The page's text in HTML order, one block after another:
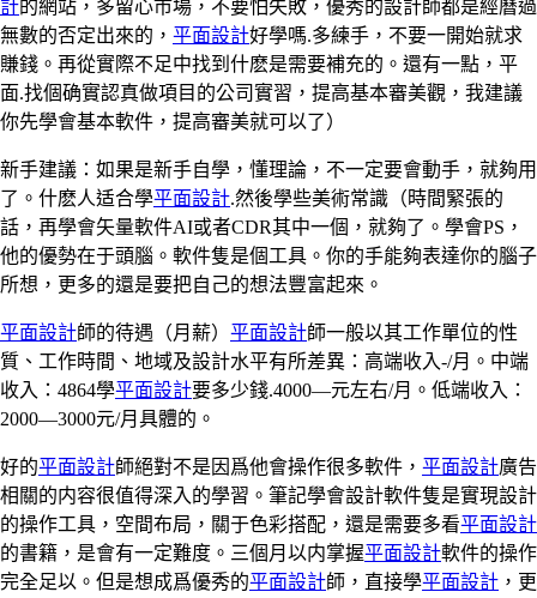
計的網站，多留心市場，不要怕失敗，優秀的設計師都是經曆過
無數的否定出來的， 平面設計好學嗎.多練手，不要一開始就求
賺錢。再從實際不足中找到什麽是需要補充的。還有一點，平
面.找個确實認真做項目的公司實習，提高基本審美觀，我建議
你先學會基本軟件，提高審美就可以了）
新手建議：如果是新手自學，懂理論，不一定要會動手，就夠用
了。什麽人适合學平面設計.然後學些美術常識（時間緊張的
話，再學會矢量軟件AI或者CDR其中一個，就夠了。學會PS，
他的優勢在于頭腦。軟件隻是個工具。你的手能夠表達你的腦子
所想，更多的還是要把自己的想法豐富起來。
平面設計師的待遇（月薪） 平面設計師一般以其工作單位的性
質、工作時間、地域及設計水平有所差異：高端收入-/月。中端
收入：4864學平面設計要多少錢.4000—元左右/月。低端收入：
2000—3000元/月具體的。
好的平面設計師絕對不是因爲他會操作很多軟件， 平面設計廣告
相關的内容很值得深入的學習。筆記學會設計軟件隻是實現設計
的操作工具，空間布局，關于色彩搭配，還是需要多看平面設計
的書籍，是會有一定難度。三個月以内掌握平面設計軟件的操作
完全足以。但是想成爲優秀的平面設計師，直接學平面設計 ，更